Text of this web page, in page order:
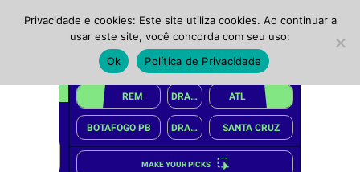
Privacidade e cookies: Este site utiliza cookies. Ao continuar a
usar este site, você concorda com seu uso:
Ok
Política de Privacidade